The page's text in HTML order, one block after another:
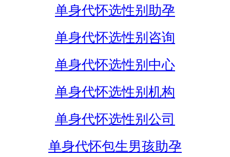
单身代怀选性别助孕
单身代怀选性别咨询
单身代怀选性别中心
单身代怀选性别机构
单身代怀选性别公司
单身代怀包生男孩助孕